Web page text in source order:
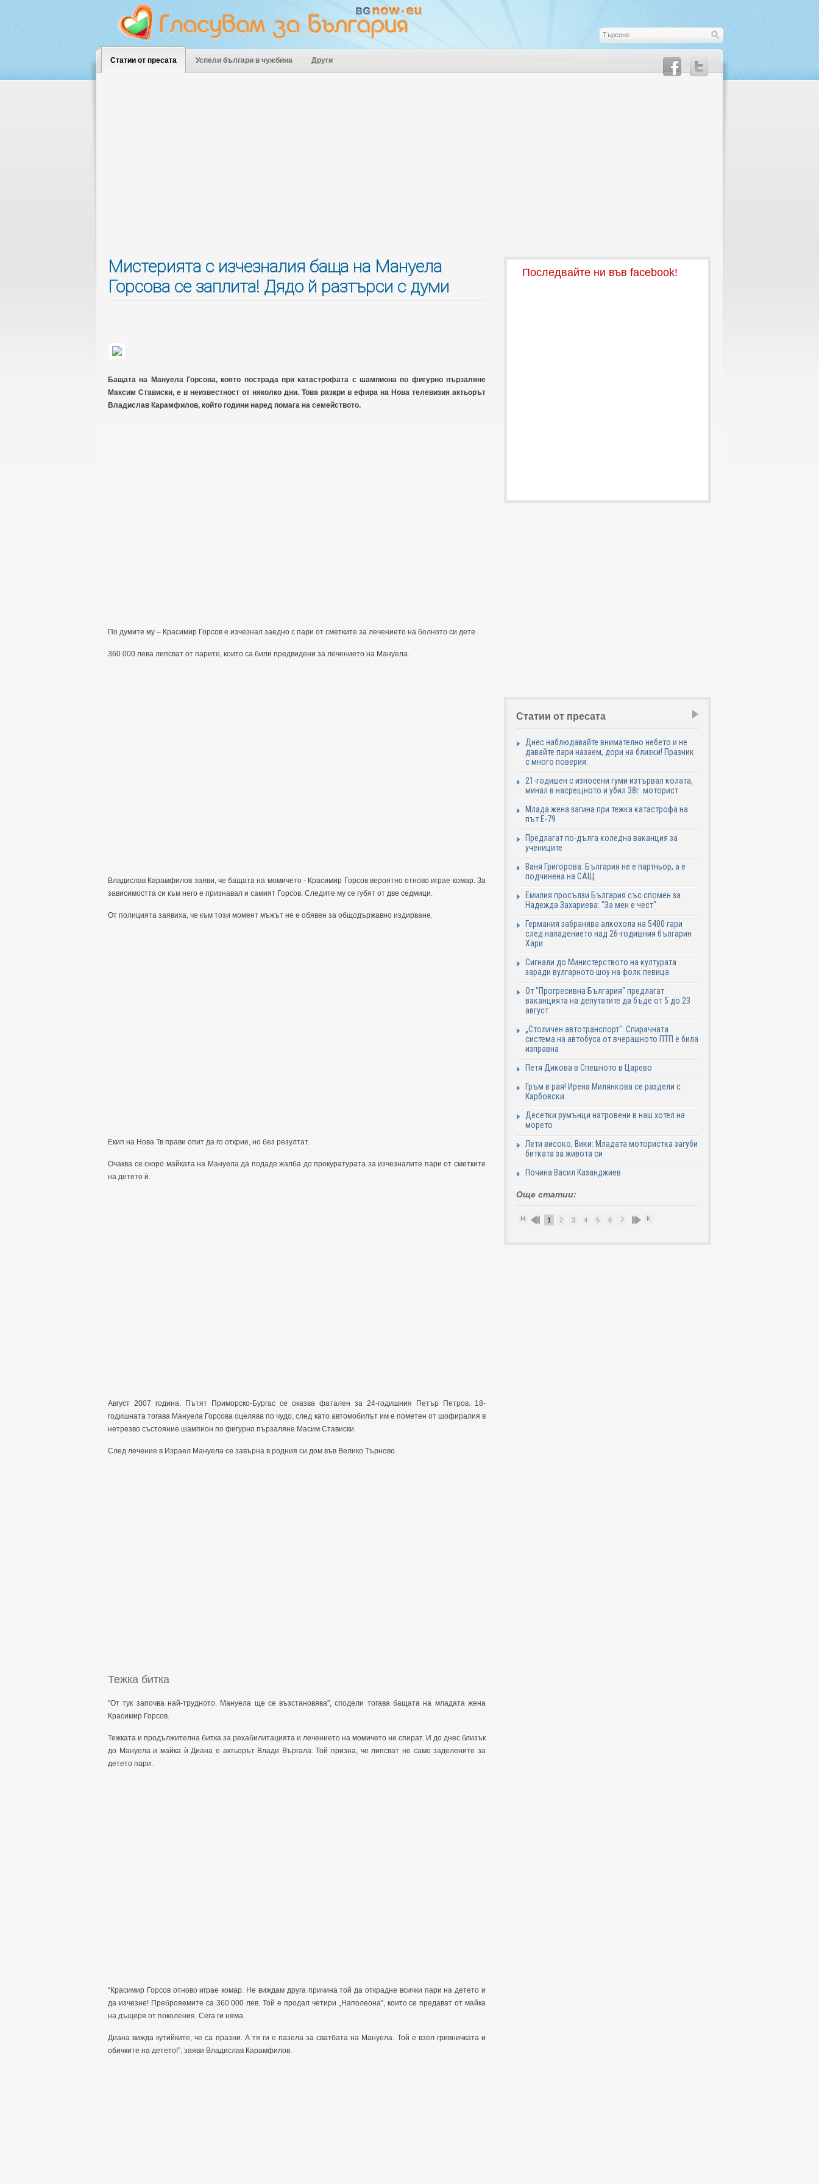
Статии от пресата Успели българи в чужбина Други
Мистерията с изчезналия баща на Мануела
Горсова се заплита! Дядо й разтърси с думи
Бащата на Мануела Горсова, която пострада при катастрофата с шампиона по фигурно пързаляне
Максим Стависки, е в неизвестност от няколко дни. Това разкри в ефира на Нова телевизия актьорът
Владислав Карамфилов, който години наред помага на семейството.
По думите му – Красимир Горсов е изчезнал заедно с пари от сметките за лечението на болното си дете.
360 000 лева липсват от парите, които са били предвидени за лечението на Мануела.
Владислав Карамфилов заяви, че бащата на момичето - Красимир Горсов вероятно отново играе комар. За
зависимостта си към него е признавал и самият Горсов. Следите му се губят от две седмици.
От полицията заявиха, че към този момент мъжът не е обявен за общодържавно издирване.
Екип на Нова Тв прави опит да го открие, но без резултат.
Oчаква се скоро майката на Mануела да подаде жалба до прокуратурата за изчезналите пари от смeтките
на детето ѝ.
Август 2007 година. Пътят Приморско-Бургас се оказва фатален за 24-годишния Петър Петров. 18-
годишната тогава Мануела Горсова оцелява по чудо, след като автомобилът им е пометен от шофиралия в
нетрезво състояние шампион по фигурно пързаляне Масим Стависки.
След лечение в Израел Мануела се завърна в родния си дом във Велико Търново.
Тежка битка
"От тук започва най-трудното. Мануела ще се възстановява", сподели тогава бащата на младата жена
Красимир Горсов.
Тежката и продължителна битка за рехабилитацията и лечението на момичето не спират. И до днес близък
до Мануела и майка ѝ Диана е актьорът Влади Въргала. Той призна, че липсват не само заделените за
детето пари.
“Красимир Горсов отново играе комар. Не виждам друга причина той да открадне всички пари на детето и
да изчезне! Преброяемите са 360 000 лев. Той е продал четири „Наполеона”, които се предават от майка
на дъщеря от поколения. Сега ги няма.
Диана вижда кутийките, че са празни. А тя ги е пазела за сватбата на Мануела. Той е взел гривничката и
обичките на детето!”, заяви Владислав Карамфилов.
Последвайте ни във facebook!
Статии от пресата
Днес наблюдавайте внимателно небето и не
давайте пари назаем, дори на близки! Празник
с много поверия:
21-годишен с износени гуми изтървал колата,
минал в насрещното и убил 38г. моторист
Млада жена загина при тежка катастрофа на
път Е-79
Предлагат по-дълга коледна ваканция за
учениците
Ваня Григорова: България не е партньор, а е
подчинена на САЩ
Емилия просълзи България със спомен за
Надежда Захариева: "За мен е чест"
Германия забранява алкохола на 5400 гари
след нападението над 26-годишния българин
Хари
Сигнали до Министерството на културата
заради вулгарното шоу на фолк певица
От "Прогресивна България" предлагат
ваканцията на депутатите да бъде от 5 до 23
август
„Столичен автотранспорт": Спирачната
система на автобуса от вчерашното ПТП е била
изправна
Петя Дикова в Спешното в Царево
Гръм в рая! Ирена Милянкова се раздели с
Карбовски
Десетки румънци натровени в наш хотел на
морето
Лети високо, Вики: Младата мотористка загуби
битката за живота си
Почина Васил Казанджиев
Още статии:
Н 1 2 3 4 5 6 7 8 9К